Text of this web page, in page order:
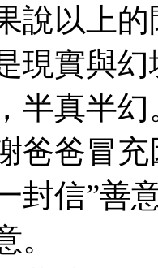
說以上
現實與
半真半
爸爸冒
封信”善
。